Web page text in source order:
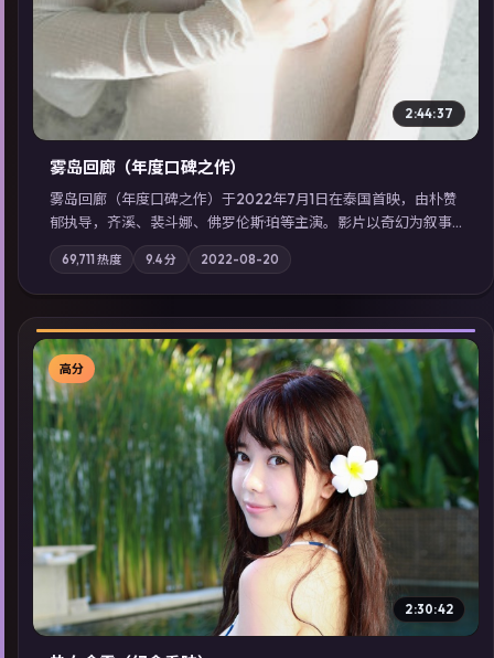
2:44:37
雾岛回廊（年度口碑之作）
雾岛回廊（年度口碑之作）于2022年7月1日在泰国首映，由朴赞
郁执导，齐溪、裴斗娜、佛罗伦斯·珀等主演。影片以奇幻为叙事
主轴，边境小镇的平静被一封匿名信彻底打破；摄影与配乐强化
地域气质；站内亦可通过「国产免费观看高清电视剧在线看」延
展检索同类型高分佳作，畅享高清在线追剧体验。
69,711 热度 9.4分 2022-08-20
▶
高分
2:30:42